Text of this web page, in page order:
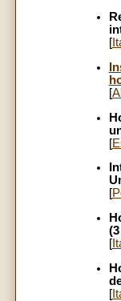
[
[
[
[
[
[